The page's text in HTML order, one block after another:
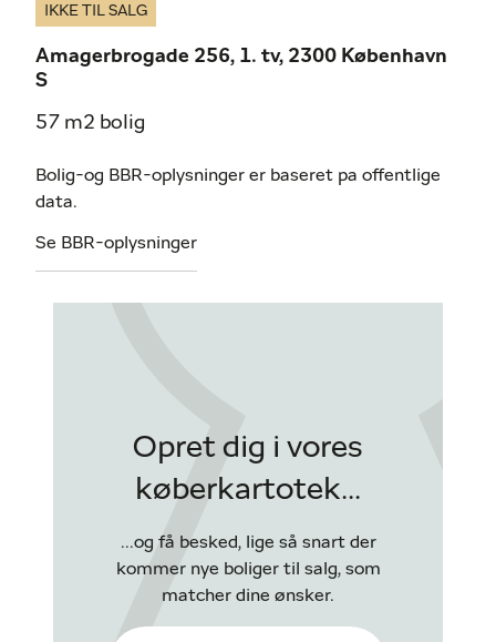
IKKE TIL SALG
Amagerbrogade 256, 1. tv, 2300 København
S
57 m2 bolig
Bolig-og BBR-oplysninger er baseret pa offentlige
data.
Se BBR-oplysninger
Opret dig i vores
køberkartotek...
...og få besked, lige så snart der
kommer nye boliger til salg, som
matcher dine ønsker.